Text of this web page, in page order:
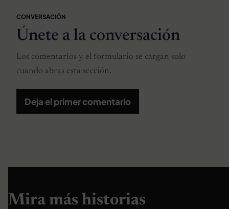
CONVERSACIÓN
Únete a la conversación
Los comentarios y el formulario se cargan solo
cuando abras esta sección.
Deja el primer comentario
Mira más historias